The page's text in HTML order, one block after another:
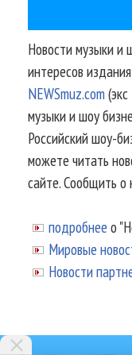
Новости музыки и
интересов издания
NEWSmuz.com
музыки и шоу
Российский шоу-
можете читать
сайте. Сообщить о
подробнее о
Мировые
Новости